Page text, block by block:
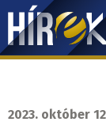
Ugrás
tartalomra
Hírek.sk
navigáció
2023. október